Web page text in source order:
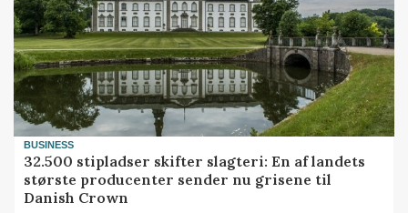
BUSINESS
32.500 stipladser skifter slagteri: En af landets
største producenter sender nu grisene til
Danish Crown